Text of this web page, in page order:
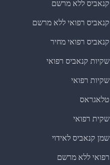
קנאביס ללא מרשם
קנאביס רפואי ללא מרשם
קנאביס רפואי מחיר
שקיות קנאביס רפואי
שקיות רפואי
טלאגראס
שקית רפואי
שמן קנאביס לאידוי
רפואי ללא מרשם